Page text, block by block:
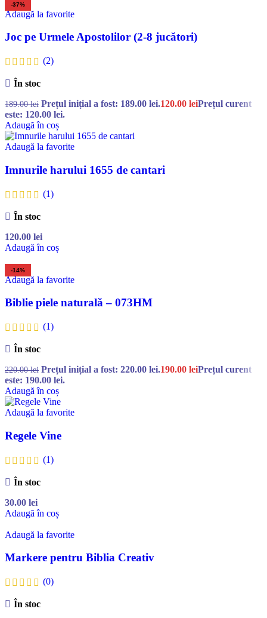
-37%
Adaugă la favorite
Joc pe Urmele Apostolilor (2-8 jucători)
(2)
În stoc
189.00lei Prețul inițial a fost: 189.00 lei.120.00 leiPrețul curent
este: 120.00 lei.
Adaugă în coș
Adaugă la favorite
Imnurile harului 1655 de cantari
(1)
În stoc
120.00 lei
Adaugă în coș
-14%
Adaugă la favorite
Biblie piele naturală – 073HM
(1)
În stoc
220.00lei Prețul inițial a fost: 220.00 lei.190.00 leiPrețul curent
este: 190.00 lei.
Adaugă în coș
Adaugă la favorite
Regele Vine
(1)
În stoc
30.00 lei
Adaugă în coș
Adaugă la favorite
Markere pentru Biblia Creativ
(0)
În stoc